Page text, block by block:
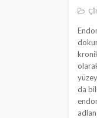
da